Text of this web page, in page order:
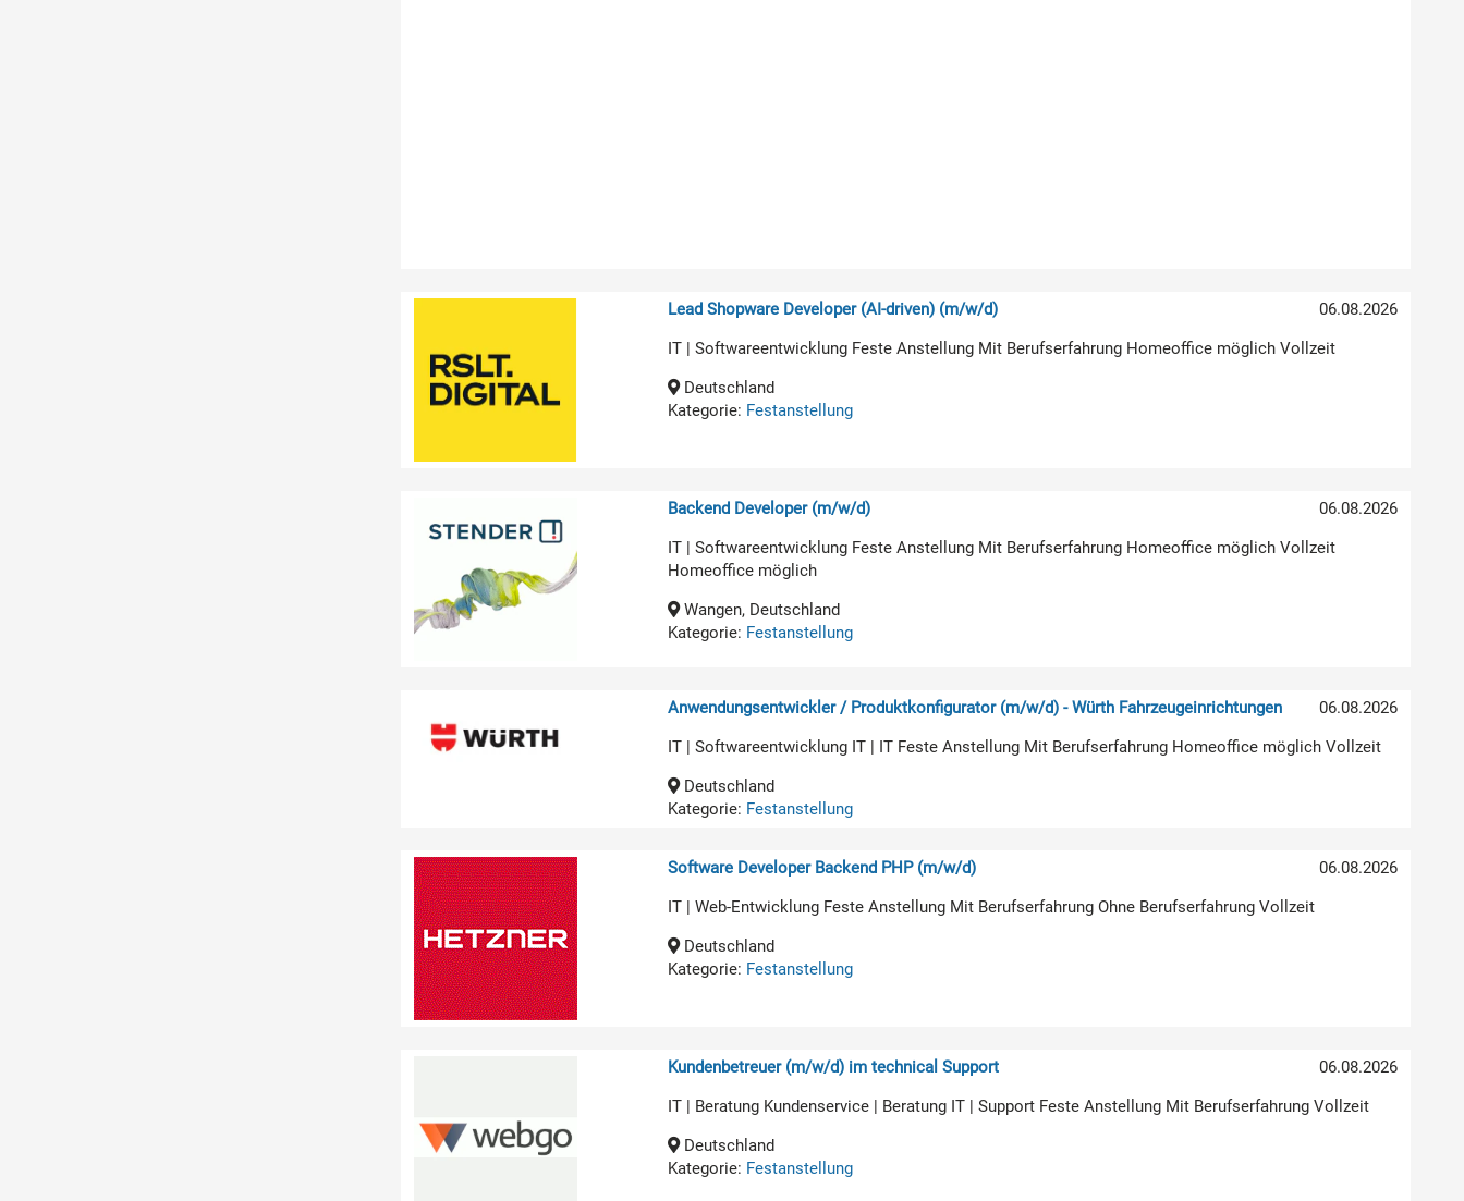
06.08.2026
Lead Shopware Developer (AI-driven) (m/w/d)
IT | Softwareentwicklung Feste Anstellung Mit Berufserfahrung Homeoffice möglich Vollzeit
Deutschland
Kategorie: Festanstellung
06.08.2026
Backend Developer (m/w/d)
IT | Softwareentwicklung Feste Anstellung Mit Berufserfahrung Homeoffice möglich Vollzeit
Homeoffice möglich
Wangen, Deutschland
Kategorie: Festanstellung
06.08.2026
Anwendungsentwickler / Produktkonfigurator (m/w/d) - Würth Fahrzeugeinrichtungen
IT | Softwareentwicklung IT | IT Feste Anstellung Mit Berufserfahrung Homeoffice möglich Vollzeit
Deutschland
Kategorie: Festanstellung
06.08.2026
Software Developer Backend PHP (m/w/d)
IT | Web-Entwicklung Feste Anstellung Mit Berufserfahrung Ohne Berufserfahrung Vollzeit
Deutschland
Kategorie: Festanstellung
06.08.2026
Kundenbetreuer (m/w/d) im technical Support
IT | Beratung Kundenservice | Beratung IT | Support Feste Anstellung Mit Berufserfahrung Vollzeit
Deutschland
Kategorie: Festanstellung